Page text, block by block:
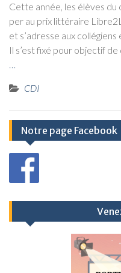
Cette année, les élèves
per au prix lit­té­raire
et s’adresse aux
Il s’est fixé pour objec­tif
…
CDI
Notre page Facebook